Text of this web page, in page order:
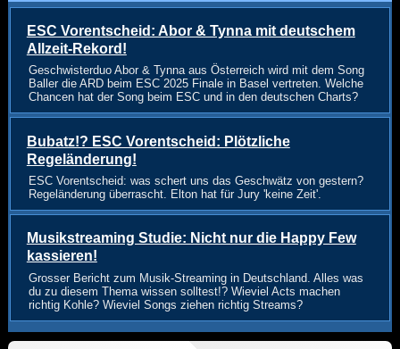
ESC Vorentscheid: Abor & Tynna mit deutschem
Allzeit-Rekord!
Geschwisterduo Abor & Tynna aus Österreich wird mit dem Song
Baller die ARD beim ESC 2025 Finale in Basel vertreten. Welche
Chancen hat der Song beim ESC und in den deutschen Charts?
Bubatz!? ESC Vorentscheid: Plötzliche
Regeländerung!
ESC Vorentscheid: was schert uns das Geschwätz von gestern?
Regeländerung überrascht. Elton hat für Jury 'keine Zeit'.
Musikstreaming Studie: Nicht nur die Happy Few
kassieren!
Grosser Bericht zum Musik-Streaming in Deutschland. Alles was
du zu diesem Thema wissen solltest!? Wieviel Acts machen
richtig Kohle? Wieviel Songs ziehen richtig Streams?